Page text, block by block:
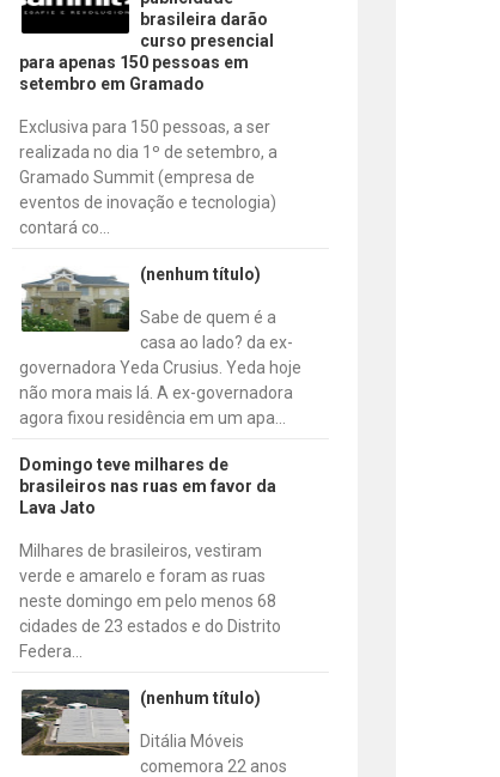
brasileira darão
curso presencial
para apenas 150 pessoas em
setembro em Gramado
Exclusiva para 150 pessoas, a ser
realizada no dia 1º de setembro, a
Gramado Summit (empresa de
eventos de inovação e tecnologia)
contará co...
(nenhum título)
Sabe de quem é a
casa ao lado? da ex-
governadora Yeda Crusius. Yeda hoje
não mora mais lá. A ex-governadora
agora fixou residência em um apa...
Domingo teve milhares de
brasileiros nas ruas em favor da
Lava Jato
Milhares de brasileiros, vestiram
verde e amarelo e foram as ruas
neste domingo em pelo menos 68
cidades de 23 estados e do Distrito
Federa...
(nenhum título)
Ditália Móveis
comemora 22 anos